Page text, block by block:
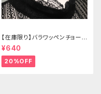
【在庫限り】バラワッペンチョーカ
ー
¥640
20%OFF